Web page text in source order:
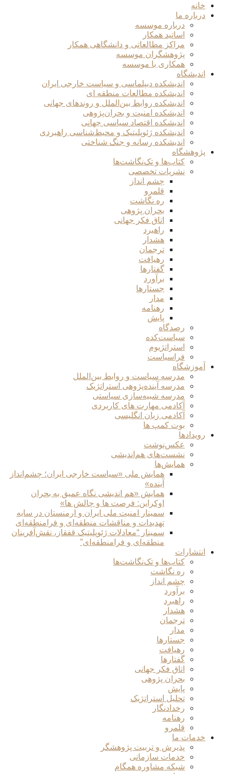
خانه
درباره ما
درباره موسسه
اساتید همکار
مراکز مطالعاتی و دانشگاهی همکار
پژوهشگران موسسه
همکاری با موسسه
اندیشگاه
اندیشکده دیپلماسی و سیاست خارجی ایران
اندیشکده مطالعات منطقه ای
اندیشکده روابط بین‌الملل و روندهای جهانی
اندیشکده امنیت و بحران‌پژوهی
اندیشکده اقتصاد سیاسی جهانی
اندیشکده ژئوپلیتیک و محیط‌شناسی راهبردی
اندیشکده رسانه و جنگ شناختی
پژوهشگاه
کتاب‌ها و تک‌نگاشت‌ها
نشریات تخصصی
چشم انداز
قلمرو
ره نگاشت
بحران پژوهی
اتاق فکر جهانی
راهبرد
هشدار
ترجمان
رهیافت
گفتارها
برآورد
جستارها
مدار
رهنامه
پایش
رصدگاه
سیاست‌کده
استراتژیوم
فراسیاست
آموزشگاه
مدرسه سیاست و روابط بین‌الملل
مدرسه آینده‌پژوهی استراتژیک
مدرسه شبیه‌سازی سیاستی
آکادمی مهارت های کاربردی
آکادمی زبان انگلیسی
بوت کمپ ها
رویدادها
عکس‌نوشت
نشست‌های هم‌اندیشی
همایش‌ها
همایش ملی «سیاست خارجی ایران؛ چشم‌انداز
آینده»
همایش «هم اندیشی نگاه عمیق به بحران
اوکراین: فرصت ها و چالش ها»
سمینار امنیت ملی ایران و ارمنستان در سایه
تهدیدات و مناقشات منطقه‌ای و فرامنطقه‌ای
سمینار “معادلات ژئوپلیتیک قفقاز، نقش‌آفرینان
منطقه‌ای و فرامنطقه‌ای”
انتشارات
کتاب‌ها و تک‌نگاشت‌ها
ره نگاشت
چشم انداز
برآورد
راهبرد
هشدار
ترجمان
مدار
جستارها
رهیافت
گفتارها
اتاق فکر جهانی
بحران پژوهی
پایش
تحلیل استراتژیک
رخدادنگار
رهنامه
قلمرو
خدمات ما
پذیرش و تربیت پژوهشگر
خدمات سازمانی
شبکه مشاوره همگام